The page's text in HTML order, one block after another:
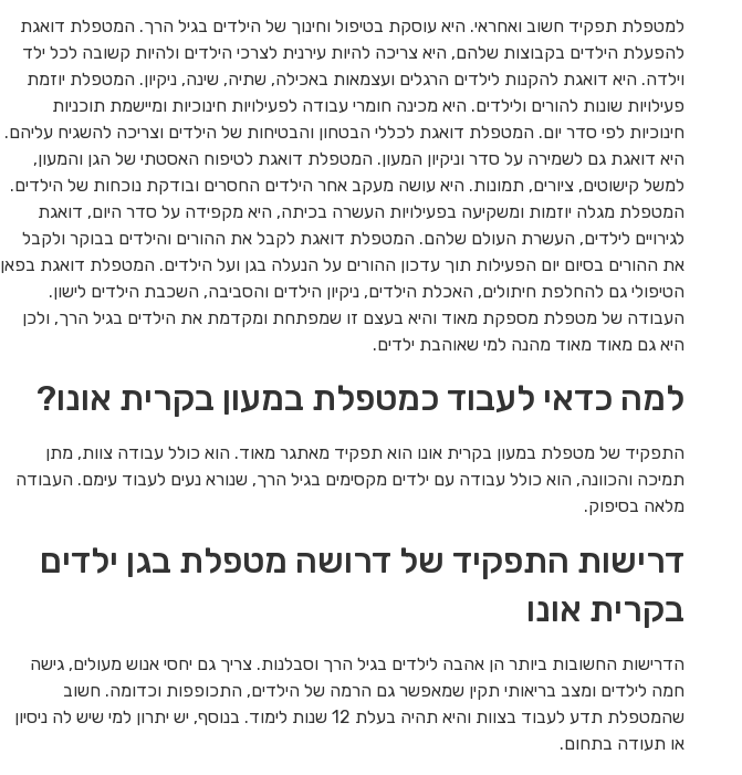
למטפלת תפקיד חשוב ואחראי. היא עוסקת בטיפול וחינוך של הילדים בגיל הרך. המטפלת דואגת
להפעלת הילדים בקבוצות שלהם, היא צריכה להיות עירנית לצרכי הילדים ולהיות קשובה לכל ילד
וילדה. היא דואגת להקנות לילדים הרגלים ועצמאות באכילה, שתיה, שינה, ניקיון. המטפלת יוזמת
פעילויות שונות להורים ולילדים. היא מכינה חומרי עבודה לפעילויות חינוכיות ומיישמת תוכניות
חינוכיות לפי סדר יום. המטפלת דואגת לכללי הבטחון והבטיחות של הילדים וצריכה להשגיח עליהם.
היא דואגת גם לשמירה על סדר וניקיון המעון. המטפלת דואגת לטיפוח האסטתי של הגן והמעון,
למשל קישוטים, ציורים, תמונות. היא עושה מעקב אחר הילדים החסרים ובודקת נוכחות של הילדים.
המטפלת מגלה יוזמות ומשקיעה בפעילויות העשרה בכיתה, היא מקפידה על סדר היום, דואגת
לגירויים לילדים, העשרת העולם שלהם. המטפלת דואגת לקבל את ההורים והילדים בבוקר ולקבל
את ההורים בסיום יום הפעילות תוך עדכון ההורים על הנעלה בגן ועל הילדים. המטפלת דואגת בפאן
הטיפולי גם להחלפת חיתולים, האכלת הילדים, ניקיון הילדים והסביבה, השכבת הילדים לישון.
העבודה של מטפלת מספקת מאוד והיא בעצם זו שמפתחת ומקדמת את הילדים בגיל הרך, ולכן
היא גם מאוד מאוד מהנה למי שאוהבת ילדים.
למה כדאי לעבוד כמטפלת במעון בקרית אונו?
התפקיד של מטפלת במעון בקרית אונו הוא תפקיד מאתגר מאוד. הוא כולל עבודה צוות, מתן
תמיכה והכוונה, הוא כולל עבודה עם ילדים מקסימים בגיל הרך, שנורא נעים לעבוד עימם. העבודה
מלאה בסיפוק.
דרישות התפקיד של דרושה מטפלת בגן ילדים
בקרית אונו
הדרישות החשובות ביותר הן אהבה לילדים בגיל הרך וסבלנות. צריך גם יחסי אנוש מעולים, גישה
חמה לילדים ומצב בריאותי תקין שמאפשר גם הרמה של הילדים, התכופפות וכדומה. חשוב
שהמטפלת תדע לעבוד בצוות והיא תהיה בעלת 12 שנות לימוד. בנוסף, יש יתרון למי שיש לה ניסיון
או תעודה בתחום.